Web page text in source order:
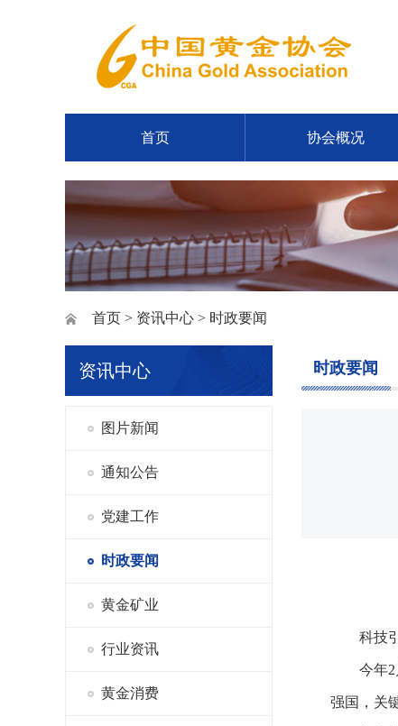
首页 协会概况
首页 > 资讯中心 > 时政要闻
资讯中心
图片新闻
通知公告
党建工作
时政要闻
黄金矿业
行业资讯
黄金消费
时政要闻
科技
今年
强国，关